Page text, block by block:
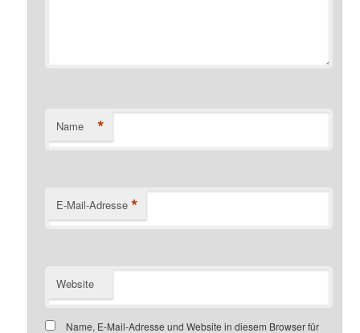
Name *
E-Mail-Adresse *
Website
Name, E-Mail-Adresse und Website in diesem Browser für